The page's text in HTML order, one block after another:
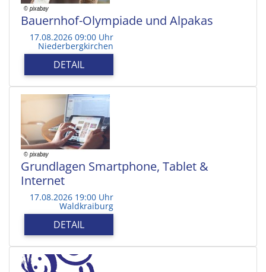
Bauernhof-Olympiade und Alpakas
17.08.2026 09:00 Uhr
Niederbergkirchen
DETAIL
Grundlagen Smartphone, Tablet &
Internet
17.08.2026 19:00 Uhr
Waldkraiburg
DETAIL